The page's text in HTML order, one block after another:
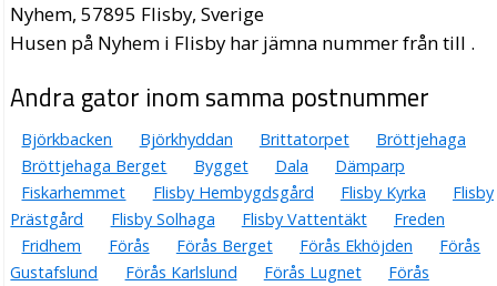
Nyhem, 57895 Flisby, Sverige
Husen på Nyhem i Flisby har jämna nummer från till .
Andra gator inom samma postnummer
Björkbacken Björkhyddan Brittatorpet
Bröttjehaga
Bröttjehaga Berget
Bygget Dala
Dämparp
Fiskarhemmet
Flisby Hembygdsgård Flisby Kyrka
Flisby
Prästgård
Flisby Solhaga Flisby Vattentäkt
Freden
Fridhem
Förås Förås Berget Förås Ekhöjden
Förås
Gustafslund
Förås Karlslund Förås Lugnet
Förås